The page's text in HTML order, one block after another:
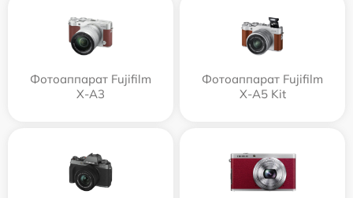
Фотоаппарат Fujifilm
X-A3
Фотоаппарат Fujifilm
X-A5 Kit